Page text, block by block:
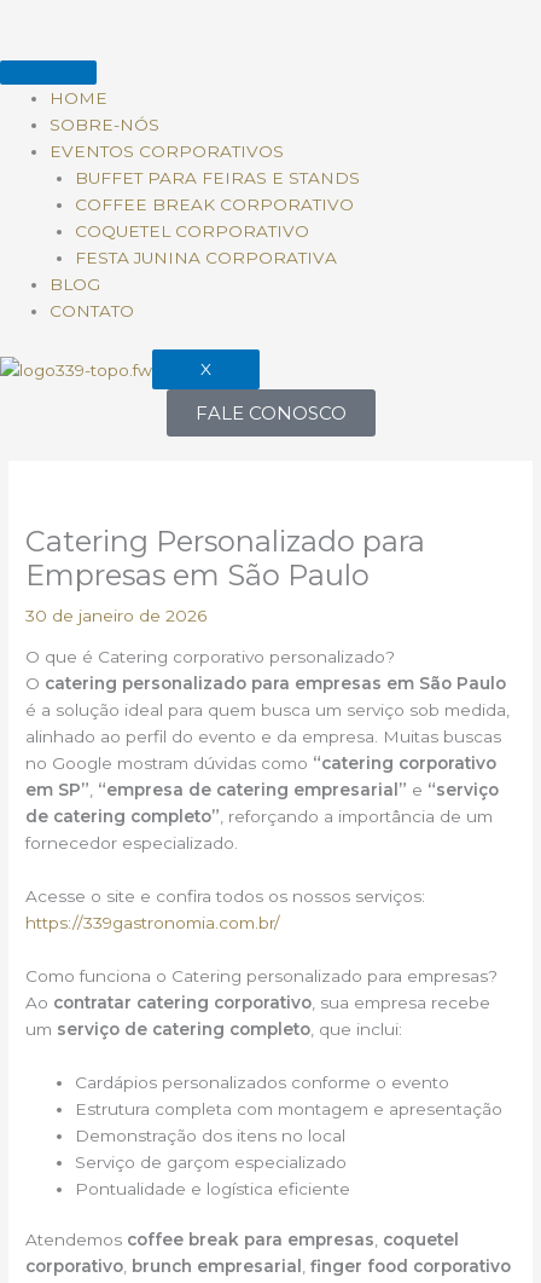
o
conteúdoHOME
SOBRE-NÓS
EVENTOS CORPORATIVOS
BUFFET PARA FEIRAS E STANDS
COFFEE BREAK CORPORATIVO
COQUETEL CORPORATIVO
FESTA JUNINA CORPORATIVA
BLOG
CONTATO
X
FALE CONOSCO
Catering Personalizado para
Empresas em São Paulo
30 de janeiro de 2026
O que é Catering corporativo personalizado?
O catering personalizado para empresas em São Paulo
é a solução ideal para quem busca um serviço sob medida,
alinhado ao perfil do evento e da empresa. Muitas buscas
no Google mostram dúvidas como “catering corporativo
em SP”, “empresa de catering empresarial” e “serviço
de catering completo”, reforçando a importância de um
fornecedor especializado.
Acesse o site e confira todos os nossos serviços:
https://339gastronomia.com.br/
Como funciona o Catering personalizado para empresas?
Ao contratar catering corporativo , sua empresa recebe
um serviço de catering completo , que inclui:
Cardápios personalizados conforme o evento
Estrutura completa com montagem e apresentação
Demonstração dos itens no local
Serviço de garçom especializado
Pontualidade e logística eficiente
Atendemos coffee break para empresas, coquetel
corporativo, brunch empresarial ,finger food corporativo